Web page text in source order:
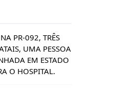
PR-092, TRÊS
UMA PESSOA
EM ESTADO
O HOSPITAL.